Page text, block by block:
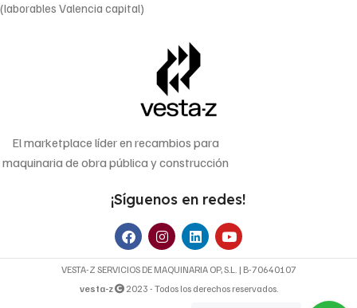
(laborables Valencia capital)
El marketplace líder en recambios para
maquinaria de obra pública y construcción
¡Síguenos en redes!
VESTA-Z SERVICIOS DE MAQUINARIA OP, S.L. | B-70640107
vesta-z
2023 - Todos los derechos reservados.